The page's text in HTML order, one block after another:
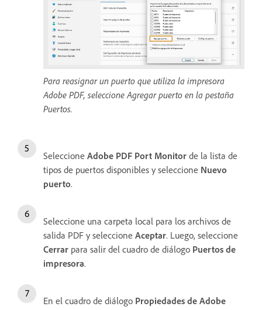
Para reasignar un puerto que utiliza la impresora
Adobe PDF, seleccione Agregar puerto en la pestaña
Puertos.
Seleccione Adobe PDF Port Monitor de la lista de
tipos de puertos disponibles y seleccione Nuevo
puerto.
Seleccione una carpeta local para los archivos de
salida PDF y seleccione Aceptar. Luego, seleccione
Cerrar para salir del cuadro de diálogo Puertos de
impresora.
En el cuadro de diálogo Propiedades de Adobe